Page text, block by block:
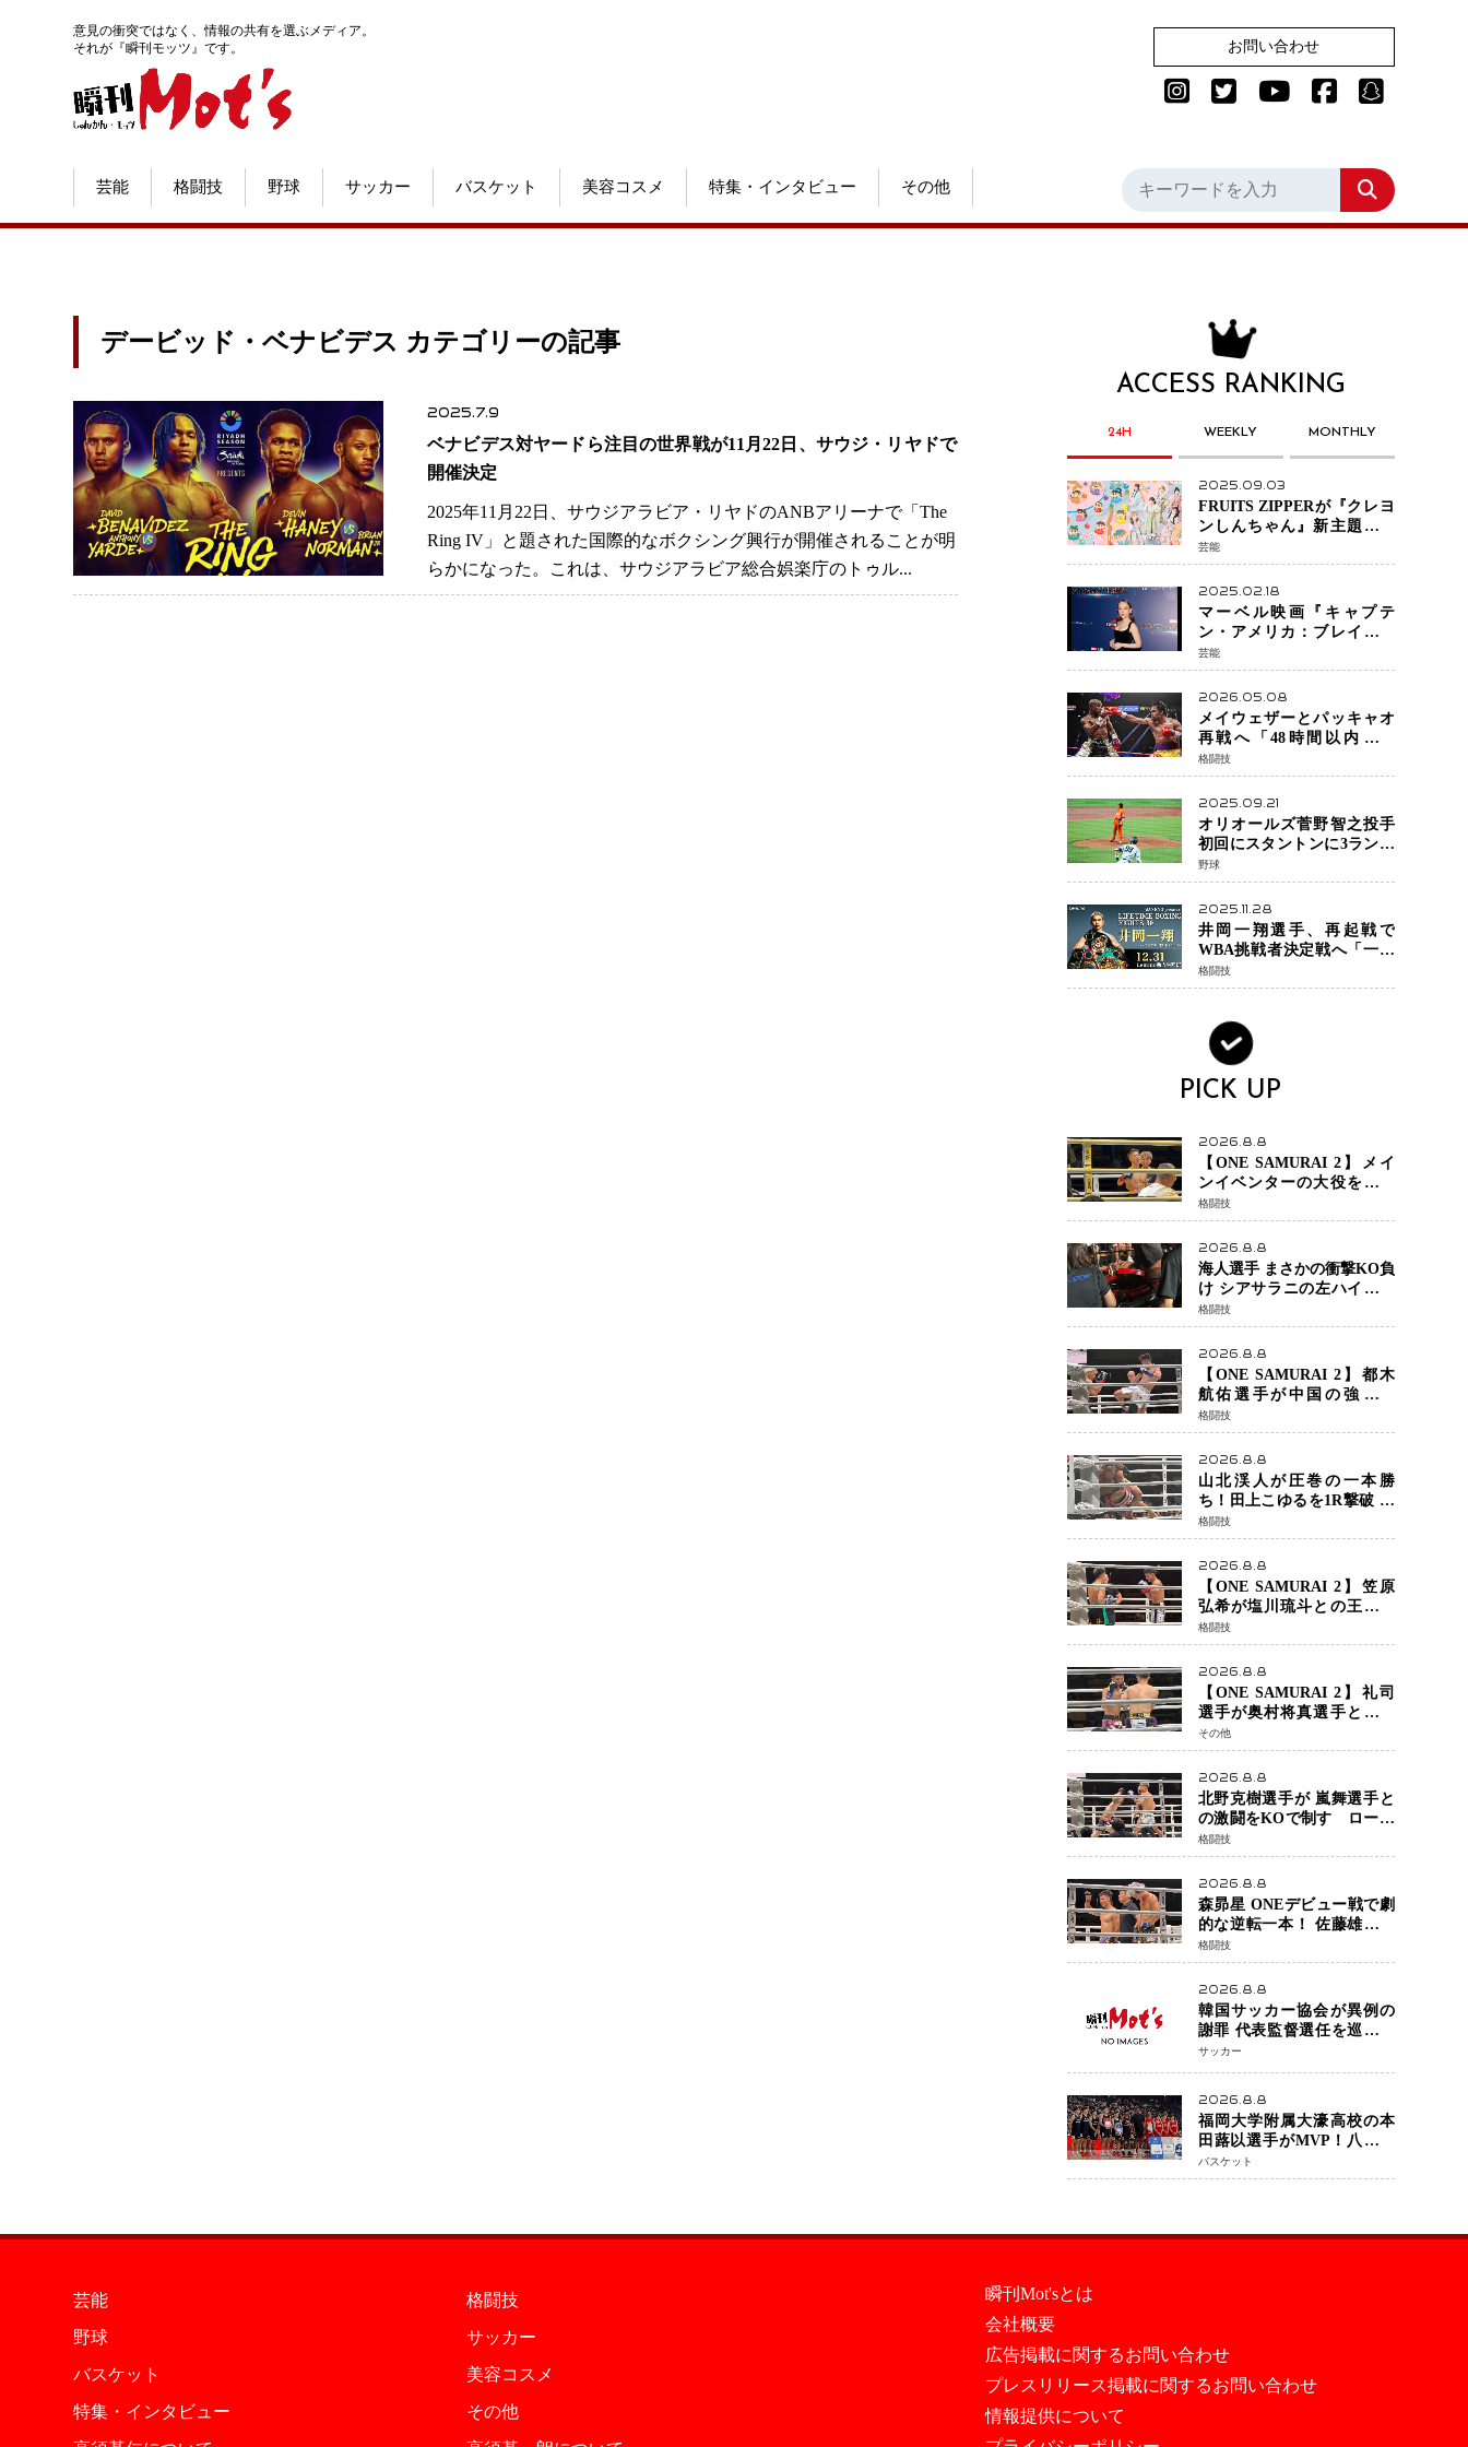
意見の衝突ではなく、情報の共有を選ぶメディア。
それが『瞬刊モッツ』です。
お問い合わせ
芸能 格闘技 野球 サッカー バスケット 美容コスメ 特集・インタビュー その他
デービッド・ベナビデス カテゴリーの記事
2025.7.9
ベナビデス対ヤードら注目の世界戦が11月22日、サウジ・リヤドで
開催決定
2025年11月22日、サウジアラビア・リヤドのANBアリーナで「The
Ring IV」と題された国際的なボクシング興行が開催されることが明
らかになった。これは、サウジアラビア総合娯楽庁のトゥル...
ACCESS RANKING
24H WEEKLY MONTHLY
2025.09.03
FRUITS ZIPPERが『クレヨ
ンしんちゃん』新主題歌を
担当
芸能
2025.02.18
マーベル映画『キャプテ
ン・アメリカ：ブレイブ・
ニュー・ワールド』 新ブラ
ック・ウィドウ役のシラ・
ハースとは！？
芸能
2026.05.08
メイウェザーとパッキャオ
再戦へ「48時間以内に決
着」公式戦かエキシビショ
ンか混迷続く
格闘技
2025.09.21
オリオールズ菅野智之投手
初回にスタントンに3ラン被
弾 3回6安打4失点で降板
野球
2025.11.28
井岡一翔選手、再起戦で
WBA挑戦者決定戦へ「一番
やりたい」井上拓真選手と
の戦いも視野に
格闘技
PICK UP
2026.8.8
【ONE SAMURAI 2】メイ
ンイベンターの大役をしっ
かりやってのけた野杁正明
が衝撃のリベンジ！ リ
ウ・メンヤンを1R・2分59秒
KO、左カウンターで完全決
着
格闘技
2026.8.8
海人選手 まさかの衝撃KO負
け シアサラニの左ハイが炸
裂 リベンジ戦は一瞬で決着
格闘技
2026.8.8
【ONE SAMURAI 2】都木
航佑選手が中国の強豪ル
オ・チャオの猛攻を受けな
がらも的確な攻撃で応戦
最後まで打ち合うも判定で
チャオに軍配
格闘技
2026.8.8
山北渓人が圧巻の一本勝
ち！田上こゆるを1R撃破 ケ
ルベロスチョークで存在感
を示す
格闘技
2026.8.8
【ONE SAMURAI 2】笠原
弘希が塩川琉斗との王者対
決を制す 圧力で主導権を握
り判定勝利
格闘技
2026.8.8
【ONE SAMURAI 2】礼司
選手が奥村将真選手との接
戦を制す カウンターと正確
な打撃で判定勝利
その他
2026.8.8
北野克樹選手が 嵐舞選手と
の激闘をKOで制す ローブ
ローが相次ぐ波乱の展開…
涙の勝利「生まれてくる娘
のために750万円を使いた
い」
格闘技
2026.8.8
森昴星 ONEデビュー戦で劇
的な逆転一本！ 佐藤雄介の
強烈な打撃を耐え抜き、リ
アネイキッドチョークで勝
利
格闘技
2026.8.8
韓国サッカー協会が異例の
謝罪 代表監督選任を巡る疑
惑など相次ぐ問題「組織の
刷新」誓う
サッカー
2026.8.8
福岡大学附属大濠高校の本
田蕗以選手がMVP！八村塁
主宰「BLACK SAMURAI
SUMMIT 2026」で存在感
バスケット
芸能
格闘技
野球
サッカー
バスケット
美容コスメ
特集・インタビュー
その他
瞬刊Mot'sとは
会社概要
広告掲載に関するお問い合わせ
プレスリリース掲載に関するお問い合わせ
情報提供について